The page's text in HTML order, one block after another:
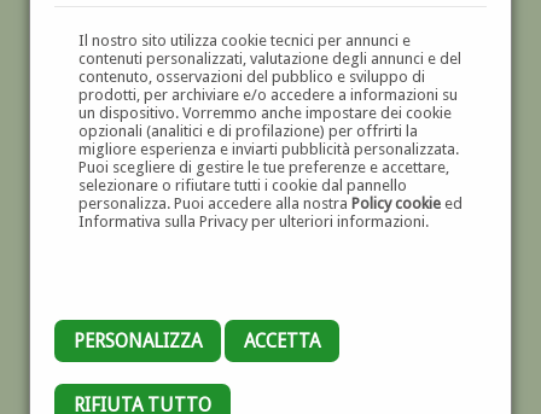
Il nostro sito utilizza cookie tecnici per annunci e
contenuti personalizzati, valutazione degli annunci e del
contenuto, osservazioni del pubblico e sviluppo di
prodotti, per archiviare e/o accedere a informazioni su
un dispositivo. Vorremmo anche impostare dei cookie
opzionali (analitici e di profilazione) per offrirti la
migliore esperienza e inviarti pubblicità personalizzata.
Puoi scegliere di gestire le tue preferenze e accettare,
selezionare o rifiutare tutti i cookie dal pannello
personalizza. Puoi accedere alla nostra Policy cookieed
Informativa sulla Privacy per ulteriori informazioni.
PERSONALIZZA ACCETTA
RIFIUTA TUTTO
GALLERIAD'ARTE
DIPINTI E SCULTURE '800 E '900